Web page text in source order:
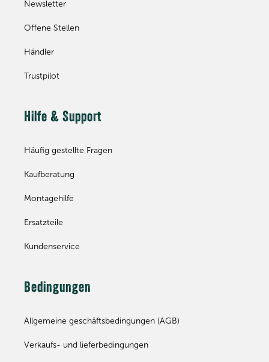
Newsletter
Offene Stellen
Händler
Trustpilot
Hilfe & Support
Häufig gestellte Fragen
Kaufberatung
Montagehilfe
Ersatzteile
Kundenservice
Bedingungen
Allgemeine geschäftsbedingungen (AGB)
Verkaufs- und lieferbedingungen